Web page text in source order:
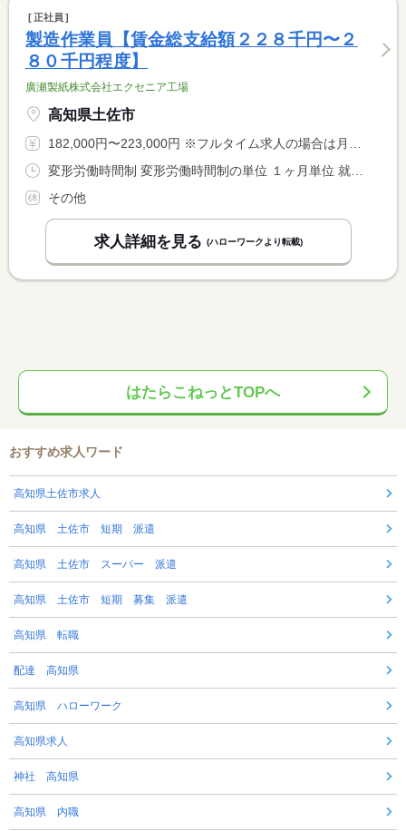
正社員
製造作業員【賃金総支給額２２８千円〜２
８０千円程度】
廣瀬製紙株式会社エクセニア工場
高知県土佐市
182,000円〜223,000円 ※フルタイム求人の場合は月額（換算額）、パート求人の場合は時間額を表示しています。
その他
求人詳細を見る (ハローワークより転載)
はたらこねっとTOPへ
おすすめ求人ワード
高知県土佐市求人
高知県 土佐市 短期 派遣
高知県 土佐市 スーパー 派遣
高知県 土佐市 短期 募集 派遣
高知県 転職
配達 高知県
高知県 ハローワーク
高知県求人
神社 高知県
高知県 内職